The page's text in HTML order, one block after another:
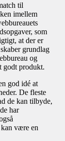
til
imellem
som
at der er
grundlag
og
godt produkt.
god idé at
De fleste
de kan tilbyde,
har
være en